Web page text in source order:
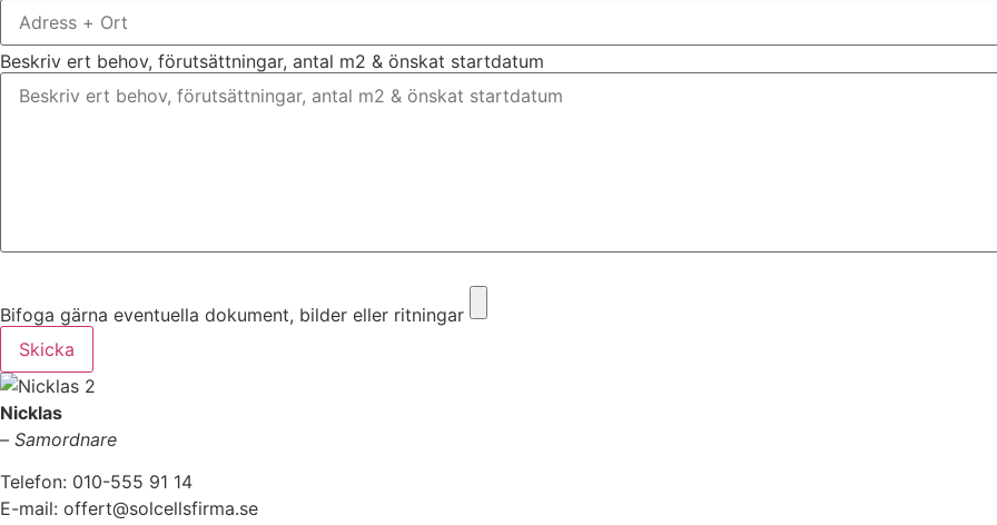
Beskriv ert behov, förutsättningar, antal m2 & önskat startdatum
Bifoga gärna eventuella dokument, bilder eller ritningar
Skicka
Nicklas
– Samordnare
Telefon: 010-555 91 14
E-mail: offert@solcellsfirma.se